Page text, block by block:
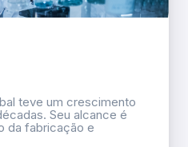
teve um crescimento
Seu alcance é
da fabricação e